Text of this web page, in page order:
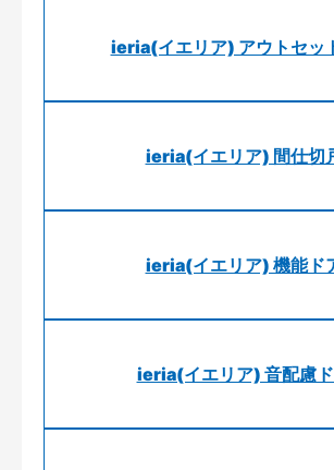
ieria(イエリア) アウトセッ
ieria(イエリア) 間仕切
ieria(イエリア) 機能ド
ieria(イエリア) 音配慮